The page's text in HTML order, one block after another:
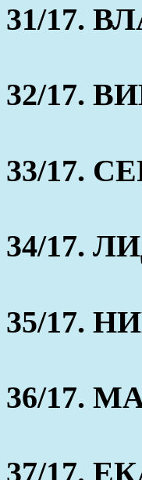
31/17.
32/17.
33/17.
34/17.
35/17.
36/17.
37/17.